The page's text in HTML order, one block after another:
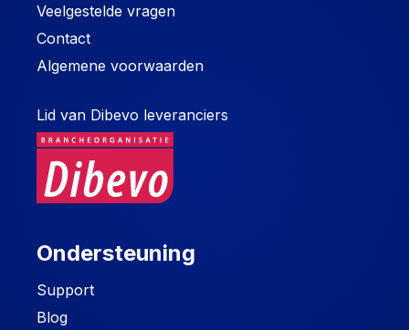
Veelgestelde vragen
Contact
Algemene voorwaarden
Lid van Dibevo leveranciers
Ondersteuning
Support
Blog